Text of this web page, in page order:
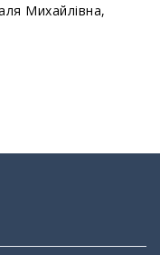
Михайлівна,